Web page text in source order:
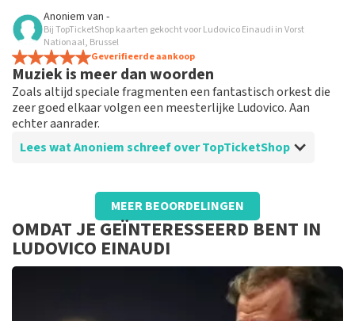
Beoordeling van Anoniem over
TopTicketShop fees too high.
Ticket price could have less fees..other than that was
good.
Anoniem van -
Bij TopTicketShop kaarten gekocht voor Ludovico Einaudi in Vorst
Nationaal, Brussel
Geverifieerde aankoop
Muziek is meer dan woorden
Zoals altijd speciale fragmenten een fantastisch orkest die
zeer goed elkaar volgen een meesterlijke Ludovico. Aan
echter aanrader.
Lees wat Anoniem schreef over TopTicketShop
Beoordeling van Anoniem overTopTicketShop
You stuf it
Een verassing voor ons perfecte plaats, knap van jullie
waarvan bijzondere dank
MEER BEOORDELINGEN
OMDAT JE GEÏNTERESSEERD BENT IN
LUDOVICO EINAUDI